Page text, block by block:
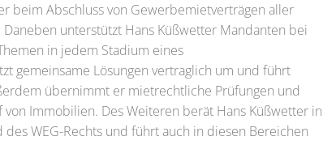
beim Abschluss von Gewerbemietverträgen aller
Daneben unterstützt Hans Küßwetter Mandanten bei
in jedem Stadium eines
gemeinsame Lösungen vertraglich um und führt
übernimmt er mietrechtliche Prüfungen und
von Immobilien. Des Weiteren berät Hans Küßwetter in
WEG-Rechts und führt auch in diesen Bereichen